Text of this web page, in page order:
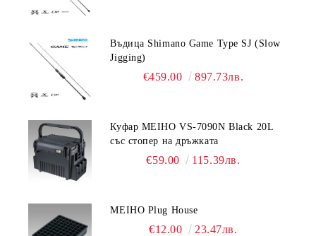
Въдица Shimano Game Type SJ (Slow
Jigging)
€459.00 897.73лв.
Куфар MEIHO VS-7090N Black 20L
със стопер на дръжката
€59.00 115.39лв.
MEIHO Plug House
€12.00 23.47лв.